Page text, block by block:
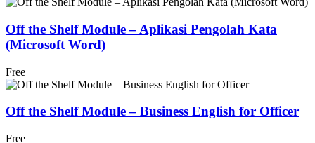
Off the Shelf Module – Aplikasi Pengolah Kata
(Microsoft Word)
Free
Off the Shelf Module – Business English for Officer
Free